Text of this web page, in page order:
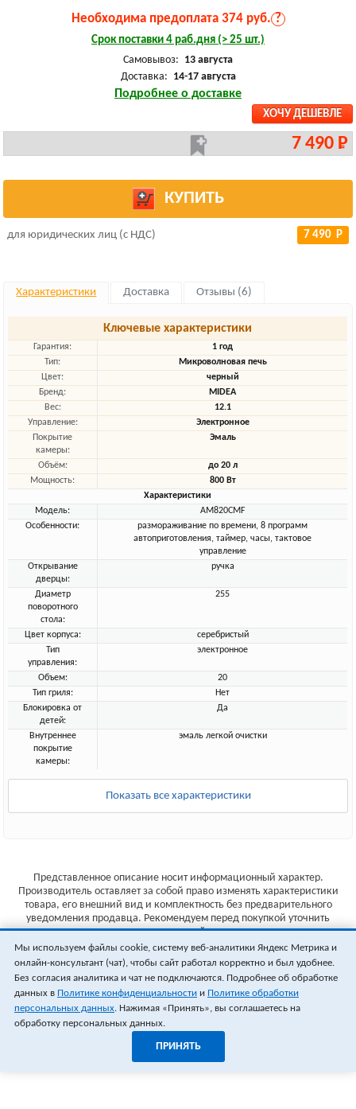
Необходима предоплата 374 руб. ?
Срок поставки 4 раб.дня (> 25 шт.)
Самовывоз: 13 августа
Доставка: 14-17 августа
Подробнее о доставке
ХОЧУ ДЕШЕВЛЕ
7 490 Р
КУПИТЬ
для юридических лиц (с НДС) 7 490 Р
Характеристики Доставка Отзывы (6)
Ключевые характеристики
Гарантия:
1 год
Тип:
Микроволновая печь
Цвет:
черный
Бренд:
MIDEA
Вес:
12.1
Управление:
Электронное
Покрытие
камеры:
Эмаль
Объём:
до 20 л
Мощность:
800 Вт
Характеристики
Модель:
AM820CMF
Особенности:
размораживание по времени, 8 программ
автоприготовления, таймер, часы, тактовое
управление
Открывание
дверцы:
ручка
Диаметр
поворотного
стола:
255
Цвет корпуса:
серебристый
Тип
управления:
электронное
Объем:
20
Тип гриля:
Нет
Блокировка от
детей:
Да
Внутреннее
покрытие
камеры:
эмаль легкой очистки
Показать все характеристики
Представленное описание носит информационный характер.
Производитель оставляет за собой право изменять характеристики
товара, его внешний вид и комплектность без предварительного
уведомления продавца. Рекомендуем перед покупкой уточнить
характеристики товара на сайте производителя.
Указанные цены не являются публичной офертой (ст.435 ГК РФ).
Стоимость и наличие товара уточняйте у менеджера.
Мы используем файлы cookie, систему веб-аналитики Яндекс Метрика и
онлайн-консультант (чат), чтобы сайт работал корректно и был удобнее.
Без согласия аналитика и чат не подключаются. Подробнее об обработке
данных в Политике конфиденциальности и Политике обработки
персональных данных. Нажимая «Принять», вы соглашаетесь на
обработку персональных данных.
ПРИНЯТЬ